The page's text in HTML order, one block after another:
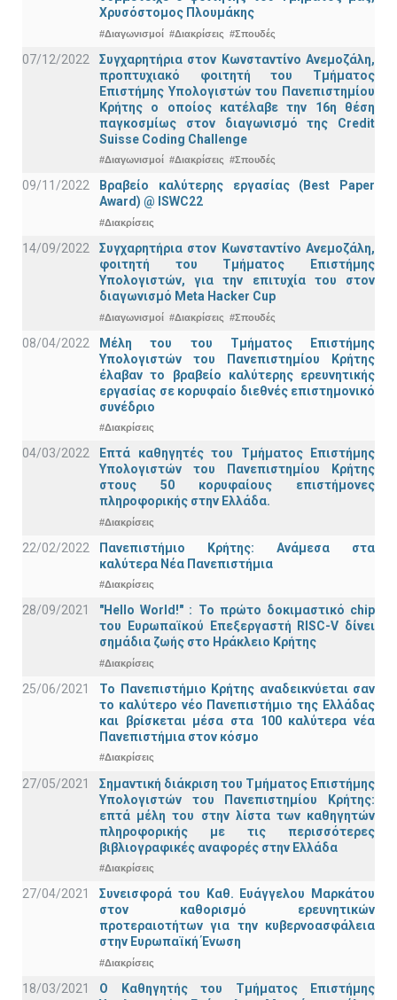
Χρυσόστομος Πλουμάκης
#Διαγωνισμοί #Διακρίσεις #Σπουδές
07/12/2022
Συγχαρητήρια στον Κωνσταντίνο Ανεμοζάλη,
προπτυχιακό φοιτητή του Τμήματος
Επιστήμης Υπολογιστών του Πανεπιστημίου
Κρήτης ο οποίος κατέλαβε την 16η θέση
παγκοσμίως στον διαγωνισμό της Credit
Suisse Coding Challenge
#Διαγωνισμοί #Διακρίσεις #Σπουδές
09/11/2022
Βραβείο καλύτερης εργασίας (Best Paper
Award) @ ISWC22
#Διακρίσεις
14/09/2022
Συγχαρητήρια στον Κωνσταντίνο Ανεμοζάλη,
φοιτητή του Τμήματος Επιστήμης
Υπολογιστών, για την επιτυχία του στον
διαγωνισμό Meta Hacker Cup
#Διαγωνισμοί #Διακρίσεις #Σπουδές
08/04/2022
Μέλη του του Τμήματος Επιστήμης
Υπολογιστών του Πανεπιστημίου Κρήτης
έλαβαν το βραβείο καλύτερης ερευνητικής
εργασίας σε κορυφαίο διεθνές επιστημονικό
συνέδριο
#Διακρίσεις
04/03/2022
Επτά καθηγητές του Τμήματος Επιστήμης
Υπολογιστών του Πανεπιστημίου Κρήτης
στους 50 κορυφαίους επιστήμονες
πληροφορικής στην Ελλάδα.
#Διακρίσεις
22/02/2022
Πανεπιστήμιο Κρήτης: Ανάμεσα στα
καλύτερα Νέα Πανεπιστήμια
#Διακρίσεις
28/09/2021
"Hello World!" : Το πρώτο δοκιμαστικό chip
του Ευρωπαϊκού Επεξεργαστή RISC-V δίνει
σημάδια ζωής στο Ηράκλειο Κρήτης
#Διακρίσεις
25/06/2021
Το Πανεπιστήμιο Κρήτης αναδεικνύεται σαν
το καλύτερο νέο Πανεπιστήμιο της Ελλάδας
και βρίσκεται μέσα στα 100 καλύτερα νέα
Πανεπιστήμια στον κόσμο
#Διακρίσεις
27/05/2021
Σημαντική διάκριση του Τμήματος Επιστήμης
Υπολογιστών του Πανεπιστημίου Κρήτης:
επτά μέλη του στην λίστα των καθηγητών
πληροφορικής με τις περισσότερες
βιβλιογραφικές αναφορές στην Ελλάδα
#Διακρίσεις
27/04/2021
Συνεισφορά του Καθ. Ευάγγελου Μαρκάτου
στον καθορισμό ερευνητικών
προτεραιοτήτων για την κυβερνοασφάλεια
στην Ευρωπαϊκή Ένωση
#Διακρίσεις
18/03/2021
Ο Καθηγητής του Τμήματος Επιστήμης